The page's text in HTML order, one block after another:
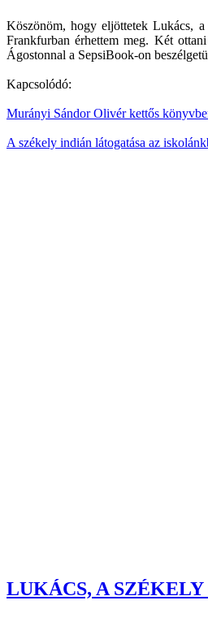
Köszönöm, hogy eljöttetek Lukács,
Frankfurban érhettem meg. Két
Ágostonnal a SepsiBook-on
Kapcsolódó:
Murányi Sándor Olivér kettős
A székely indián látogatása az
LUKÁCS, A